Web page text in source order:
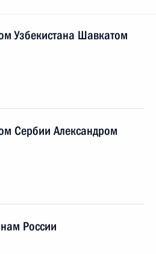
Узбекистана Шавкатом
Сербии Александром
России